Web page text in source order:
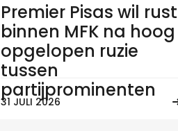
Premier Pisas wil rust
binnen MFK na hoog
opgelopen ruzie
tussen
partijprominenten
31 JULI 2026